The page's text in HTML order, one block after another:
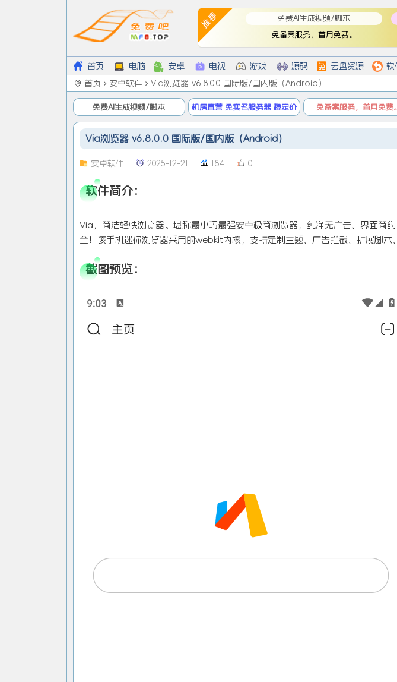
免费AI生成视频/脚本
免备案服务，首月免费。
首页 电脑 安卓 电视 游戏 源码 云盘资源 软
首页 安卓软件 Via浏览器 v6.8.0.0 国际版/国内版（Android）
免费AI生成视频/脚本 机房直营 免实名服务器 稳定价 免备案服务，首月免费。
Via浏览器 v6.8.0.0 国际版/国内版（Android）
安卓软件 2025-12-21 184 0
软件简介：
Via，简洁轻快浏览器。堪称最小巧最强安卓极简浏览器，纯净无广告、界面简
全！该手机迷你浏览器采用的webkit内核，支持定制主题、广告拦截、扩展脚本
截图预览：